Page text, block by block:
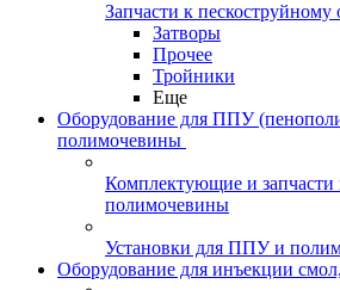
Запчасти к
Затворы
Прочее
Тройники
Еще
Оборудование для ППУ
полимочевины
Комплектующие и
полимочевины
Установки для ППУ и
Оборудование для инъекции